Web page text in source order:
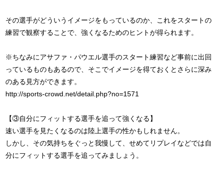
その選手がどういうイメージをもっているのか、これをスタートの
練習で観察することで、強くなるためのヒントが得られます。
※ちなみにアサファ・パウエル選手のスタート練習など事前に出回
っているものもあるので、そこでイメージを得ておくとさらに深み
のある見方ができます。
http://sports-crowd.net/detail.php?no=1571
【③自分にフィットする選手を追って強くなる】
速い選手を見たくなるのは陸上選手の性かもしれません。
しかし、その気持ちをぐっと我慢して、せめてリプレイなどでは自
分にフィットする選手を追ってみましょう。